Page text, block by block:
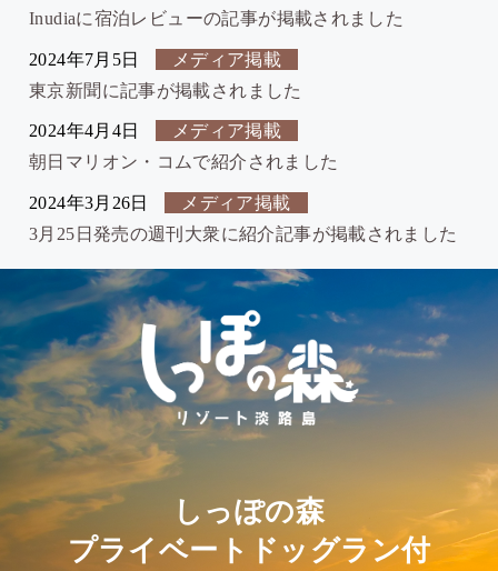
Inudiaに宿泊レビューの記事が掲載されました
2024年7月5日
メディア掲載
東京新聞に記事が掲載されました
2024年4月4日
メディア掲載
朝日マリオン・コムで紹介されました
2024年3月26日
メディア掲載
3月25日発売の週刊大衆に紹介記事が掲載されました
しっぽの森
プライベートドッグラン付